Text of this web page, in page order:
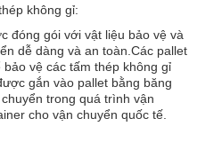
không gỉ:
đóng gói với vật liệu bảo vệ và
dễ dàng và an toàn.Các pallet
vệ các tấm thép không gỉ
gắn vào pallet bằng băng
trong quá trình vận
cho vận chuyển quốc tế.